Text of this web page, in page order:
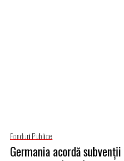
Fonduri Publice
Germania acordă